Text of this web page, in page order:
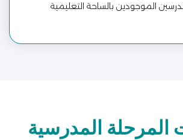
الموجودين بالساحة التعليمية
المدرسية